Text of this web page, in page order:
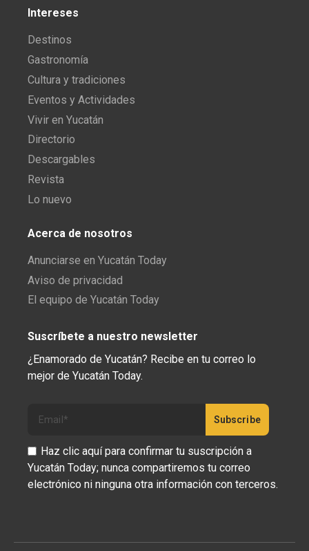
Intereses
Destinos
Gastronomía
Cultura y tradiciones
Eventos y Actividades
Vivir en Yucatán
Directorio
Descargables
Revista
Lo nuevo
Acerca de nosotros
Anunciarse en Yucatán Today
Aviso de privacidad
El equipo de Yucatán Today
Suscríbete a nuestro newsletter
¿Enamorado de Yucatán? Recibe en tu correo lo
mejor de Yucatán Today.
Haz clic aquí para confirmar tu suscripción a
Yucatán Today; nunca compartiremos tu correo
electrónico ni ninguna otra información con terceros.